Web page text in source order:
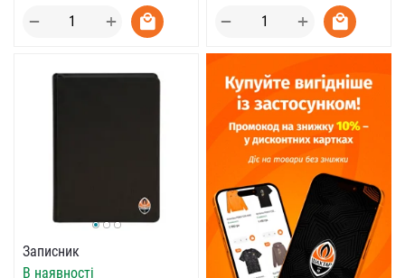
+
− +
−
Записник
В наявності